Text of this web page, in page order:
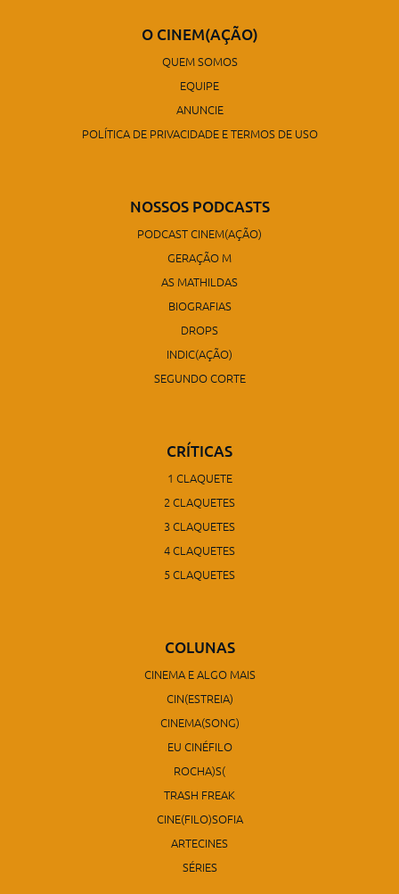
O CINEM(AÇÃO)
QUEM SOMOS
EQUIPE
ANUNCIE
POLÍTICA DE PRIVACIDADE E TERMOS DE USO
NOSSOS PODCASTS
PODCAST CINEM(AÇÃO)
GERAÇÃO M
AS MATHILDAS
BIOGRAFIAS
DROPS
INDIC(AÇÃO)
SEGUNDO CORTE
CRÍTICAS
1 CLAQUETE
2 CLAQUETES
3 CLAQUETES
4 CLAQUETES
5 CLAQUETES
COLUNAS
CINEMA E ALGO MAIS
CIN(ESTREIA)
CINEMA(SONG)
EU CINÉFILO
ROCHA)S(
TRASH FREAK
CINE(FILO)SOFIA
ARTECINES
SÉRIES